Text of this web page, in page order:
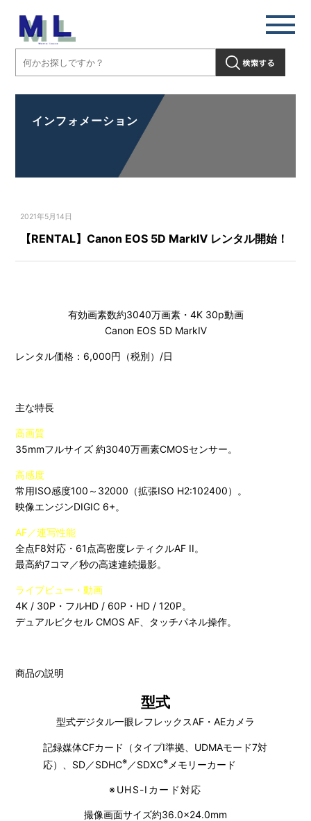
インフォメーション
2021年5月14日
【RENTAL】Canon EOS 5D MarkⅣ レンタル開始！
有効画素数約3040万画素・4K 30p動画
Canon EOS 5D MarkⅣ
レンタル価格：6,000円（税別）/日
主な特長
高画質
35mmフルサイズ 約3040万画素CMOSセンサー。
高感度
常用ISO感度100～32000（拡張ISO H2:102400）。
映像エンジンDIGIC 6+。
AF／連写性能
全点F8対応・61点高密度レティクルAF II。
最高約7コマ／秒の高速連続撮影。
ライブビュー・動画
4K / 30P・フルHD / 60P・HD / 120P。
デュアルピクセル CMOS AF、タッチパネル操作。
商品の説明
型式
型式デジタル一眼レフレックスAF・AEカメラ
記録媒体CFカード（タイプI準拠、UDMAモード7対
応）、SD／SDHC※ ／SDXC※ メモリーカード
※ UHS-Iカード対応
撮像画面サイズ約36.0×24.0mm